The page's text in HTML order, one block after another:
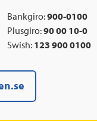
Bankgiro:900-0100
Plusgiro:90 00 10-0
Swish: 123 900 0100